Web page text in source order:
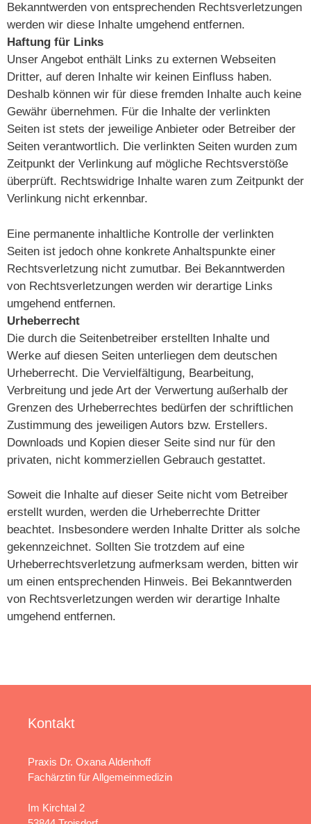
Bekanntwerden von entsprechenden Rechtsverletzungen
werden wir diese Inhalte umgehend entfernen.
Haftung für Links
Unser Angebot enthält Links zu externen Webseiten
Dritter, auf deren Inhalte wir keinen Einfluss haben.
Deshalb können wir für diese fremden Inhalte auch keine
Gewähr übernehmen. Für die Inhalte der verlinkten
Seiten ist stets der jeweilige Anbieter oder Betreiber der
Seiten verantwortlich. Die verlinkten Seiten wurden zum
Zeitpunkt der Verlinkung auf mögliche Rechtsverstöße
überprüft. Rechtswidrige Inhalte waren zum Zeitpunkt der
Verlinkung nicht erkennbar.
Eine permanente inhaltliche Kontrolle der verlinkten
Seiten ist jedoch ohne konkrete Anhaltspunkte einer
Rechtsverletzung nicht zumutbar. Bei Bekanntwerden
von Rechtsverletzungen werden wir derartige Links
umgehend entfernen.
Urheberrecht
Die durch die Seitenbetreiber erstellten Inhalte und
Werke auf diesen Seiten unterliegen dem deutschen
Urheberrecht. Die Vervielfältigung, Bearbeitung,
Verbreitung und jede Art der Verwertung außerhalb der
Grenzen des Urheberrechtes bedürfen der schriftlichen
Zustimmung des jeweiligen Autors bzw. Erstellers.
Downloads und Kopien dieser Seite sind nur für den
privaten, nicht kommerziellen Gebrauch gestattet.
Soweit die Inhalte auf dieser Seite nicht vom Betreiber
erstellt wurden, werden die Urheberrechte Dritter
beachtet. Insbesondere werden Inhalte Dritter als solche
gekennzeichnet. Sollten Sie trotzdem auf eine
Urheberrechtsverletzung aufmerksam werden, bitten wir
um einen entsprechenden Hinweis. Bei Bekanntwerden
von Rechtsverletzungen werden wir derartige Inhalte
umgehend entfernen.
Kontakt
Praxis Dr. Oxana Aldenhoff
Fachärztin für Allgemeinmedizin
Im Kirchtal 2